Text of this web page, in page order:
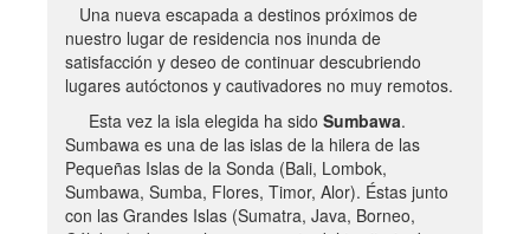
Una nueva escapada a destinos próximos de
nuestro lugar de residencia nos inunda de
satisfacción y deseo de continuar descubriendo
lugares autóctonos y cautivadores no muy remotos.
Esta vez la isla elegida ha sido Sumbawa.
Sumbawa es una de las islas de la hilera de las
Pequeñas Islas de la Sonda (Bali, Lombok,
Sumbawa, Sumba, Flores, Timor, Alor). Éstas junto
con las Grandes Islas (Sumatra, Java, Borneo,